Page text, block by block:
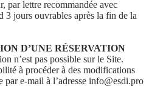
par lettre recommandée avec
3 jours ouvrables après la fin de la
D’UNE RÉSERVATION
n’est pas possible sur le Site.
à procéder à des modifications
par e-mail à l’adresse info@esdi.pro